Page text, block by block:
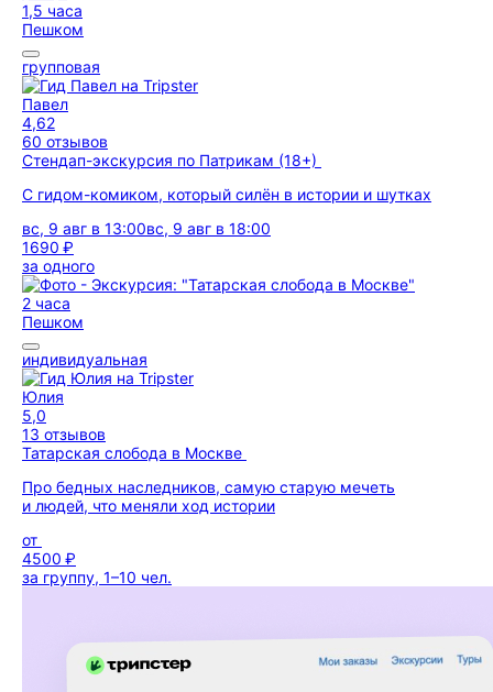
1,5 часа
Пешком
групповая
Павел
4,62
60 отзывов
Стендап-экскурсия по Патрикам (18+)
С гидом-комиком, который силён в истории и шутках
вс, 9 авг в 13:00вс, 9 авг в 18:00
1690 ₽
за одного
2 часа
Пешком
индивидуальная
Юлия
5,0
13 отзывов
Татарская слобода в Москве
Про бедных наследников, самую старую мечеть
и людей, что меняли ход истории
от
4500 ₽
за группу, 1–10 чел.